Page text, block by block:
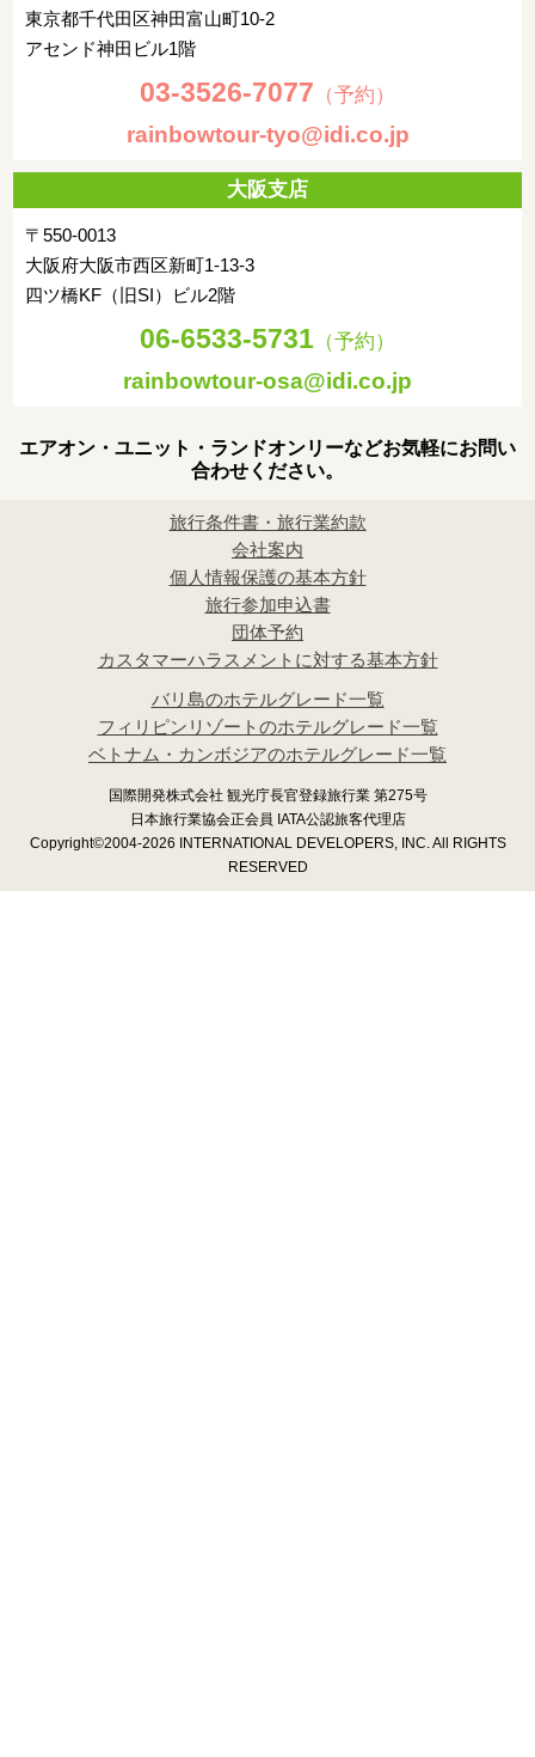
東京都千代田区神田富山町10-2
アセンド神田ビル1階
03-3526-7077 （予約）
rainbowtour-tyo@idi.co.jp
大阪支店
〒550-0013
大阪府大阪市西区新町1-13-3
四ツ橋KF（旧SI）ビル2階
06-6533-5731 （予約）
rainbowtour-osa@idi.co.jp
エアオン・ユニット・ランドオンリーなどお気軽にお問い
合わせください。
旅行条件書・旅行業約款
会社案内
個人情報保護の基本方針
旅行参加申込書
団体予約
カスタマーハラスメントに対する基本方針
バリ島のホテルグレード一覧
フィリピンリゾートのホテルグレード一覧
ベトナム・カンボジアのホテルグレード一覧
国際開発株式会社 観光庁長官登録旅行業 第275号
日本旅行業協会正会員 IATA公認旅客代理店
Copyright©2004-2026 INTERNATIONAL DEVELOPERS, INC. All RIGHTS
RESERVED